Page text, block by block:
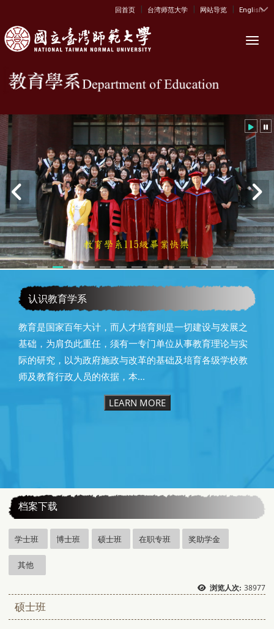
:::
回首页 | 台湾师范大学 | 网站导览 | English
认识教育学系
教育是国家百年大计，而人才培育则是一切建设与发展之
基础，为肩负此重任，须有一专门单位从事教育理论与实
际的研究，以为政府施政与改革的基础及培育各级学校教
师及教育行政人员的依据，本...
LEARN MORE
档案下载
学士班 博士班 硕士班 在职专班 奖助学金
其他
浏览人次: 38977
硕士班